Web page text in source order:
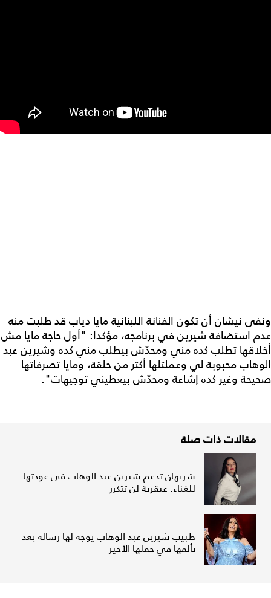
ونفى نيشان أن تكون الفنانة اللبنانية مايا دياب قد طلبت منه
عدم استضافة شيرين في برنامجه، مؤكداً: "أول حاجة مايا مش
أخلاقها تطلب كده مني ومحدّش بيطلب مني كده وشيرين عبد
الوهاب محبوبة لي وعملتلها أكتر من حلقة، ومايا تصرفاتها
صحيحة وغير كده إشاعة ومحدّش بيعطيني توجيهات".
مقالات ذات صلة
شريهان تدعم شيرين عبد الوهاب في عودتها
للغناء: عبقرية لن تتكرر
طبيب شيرين عبد الوهاب يوجه لها رسالة بعد
تألقها في حفلها الأخير